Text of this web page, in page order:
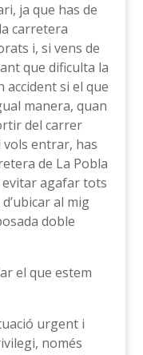
ja que has de
carretera
i, si vens de
que dificulta la
si el que
manera, quan
del carrer
vols entrar, has
de La Pobla
agafar tots
al mig
doble
el que estem
urgent i
només